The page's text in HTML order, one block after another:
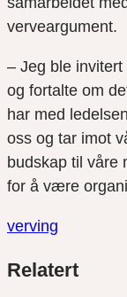
verveargument.
– Jeg ble
og fortalte om
har med
oss og tar imot
budskap til våre
for å være
verving
link
på
på
Relatert